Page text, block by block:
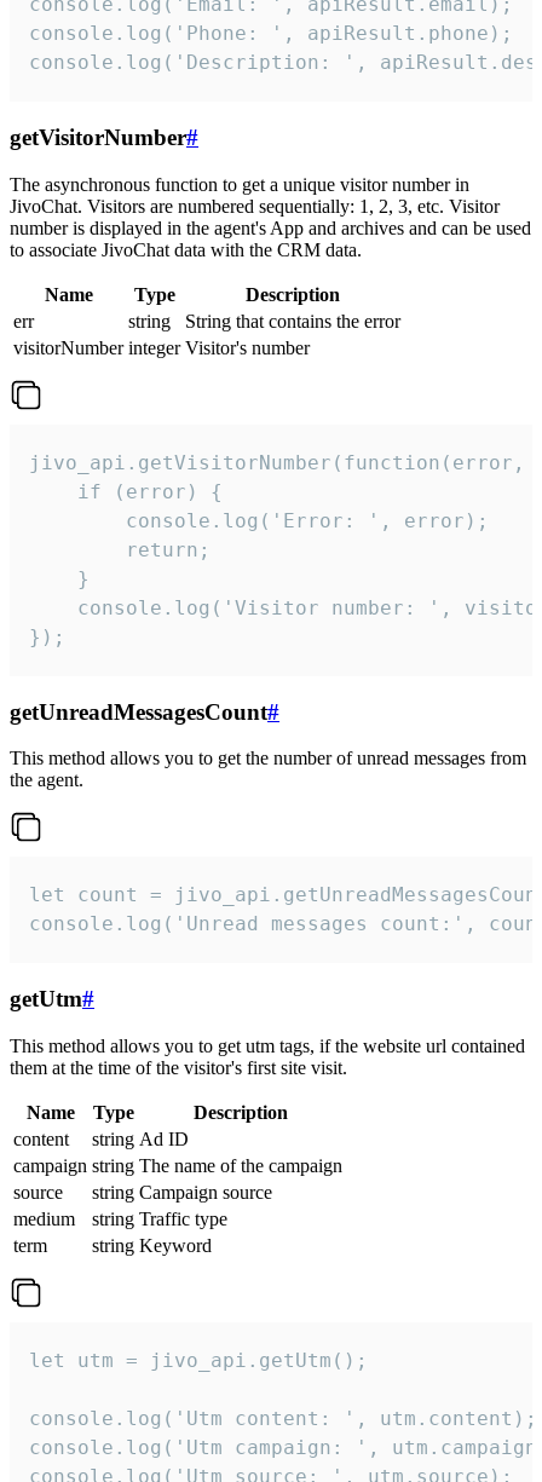
console.log('Email: ', apiResult.email);
console.log('Phone: ', apiResult.phone);
console.log('Description: ',
getVisitorNumber#
The asynchronous function to get a unique visitor number in
JivoChat. Visitors are numbered sequentially: 1, 2, 3, etc. Visitor
number is displayed in the agent's App and archives and can be used
to associate JivoChat data with the CRM data.
Name Type
Description
err
string
String that contains the error
visitorNumber integer Visitor's number
jivo_api.getVisitorNumber(function(error,
    if (error) {
        console.log('Error: ', error);
        return;
    }
console.log('Visitor number: ',
});
getUnreadMessagesCount#
This method allows you to get the number of unread messages from
the agent.
let count =
console.log('Unread messages count:',
getUtm#
This method allows you to get utm tags, if the website url contained
them at the time of the visitor's first site visit.
Name Type
Description
content
string Ad ID
campaign string The name of the campaign
source
string Campaign source
medium
string Traffic type
term
string Keyword
let utm = jivo_api.getUtm();
console.log('Utm content: ', utm.content);
console.log('Utm campaign: ',
console.log('Utm source: ', utm.source);